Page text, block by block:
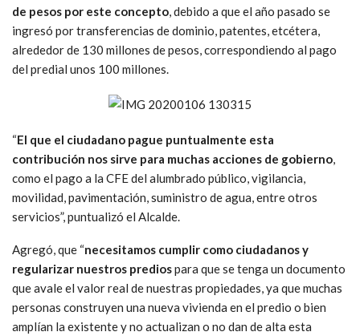
de pesos por este concepto, debido a que el año pasado se
ingresó por transferencias de dominio, patentes, etcétera,
alrededor de 130 millones de pesos, correspondiendo al pago
del predial unos 100 millones.
“El que el ciudadano pague puntualmente esta
contribución nos sirve para muchas acciones de gobierno,
como el pago a la CFE del alumbrado público, vigilancia,
movilidad, pavimentación, suministro de agua, entre otros
servicios”, puntualizó el Alcalde.
Agregó, que “necesitamos cumplir como ciudadanos y
regularizar nuestros prediospara que se tenga un documento
que avale el valor real de nuestras propiedades, ya que muchas
personas construyen una nueva vivienda en el predio o bien
amplían la existente y no actualizan o no dan de alta esta